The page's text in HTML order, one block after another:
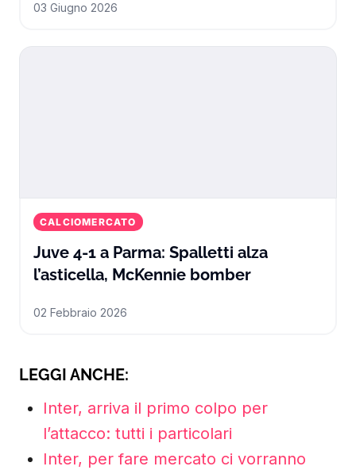
03 Giugno 2026
CALCIOMERCATO
Juve 4-1 a Parma: Spalletti alza
l’asticella, McKennie bomberJuve 4-1 a
02 Febbraio 2026
LEGGI ANCHE:
Inter, arriva il primo colpo per
l’attacco: tutti i particolari
Inter, per fare mercato ci vorranno